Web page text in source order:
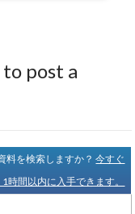
to post a
料を検索しますか？今すぐ
時間以内に入手できます。